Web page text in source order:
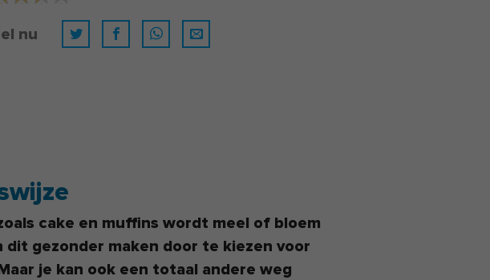
nu
cake en muffins wordt meel of bloem
dit gezonder maken door te kiezen voor
je kan ook een totaal andere weg